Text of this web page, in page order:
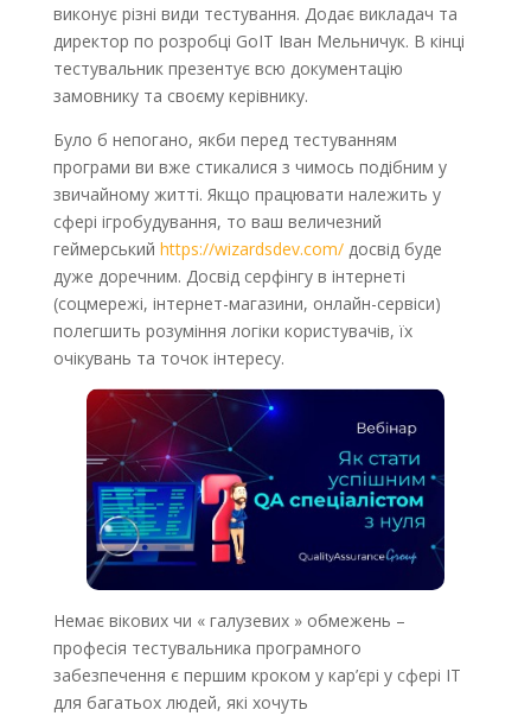
виконує різні види тестування. Додає викладач та
директор по розробці GoIT Іван Мельничук. В кінці
тестувальник презентує всю документацію
замовнику та своєму керівнику.
Було б непогано, якби перед тестуванням
програми ви вже стикалися з чимось подібним у
звичайному житті. Якщо працювати належить у
сфері ігробудування, то ваш величезний
геймерський https://wizardsdev.com/досвід буде
дуже доречним. Досвід серфінгу в інтернеті
(соцмережі, інтернет-магазини, онлайн-сервіси)
полегшить розуміння логіки користувачів, їх
очікувань та точок інтересу.
Немає вікових чи « галузевих » обмежень –
професія тестувальника програмного
забезпечення є першим кроком у кар’єрі у сфері ІТ
для багатьох людей, які хочуть